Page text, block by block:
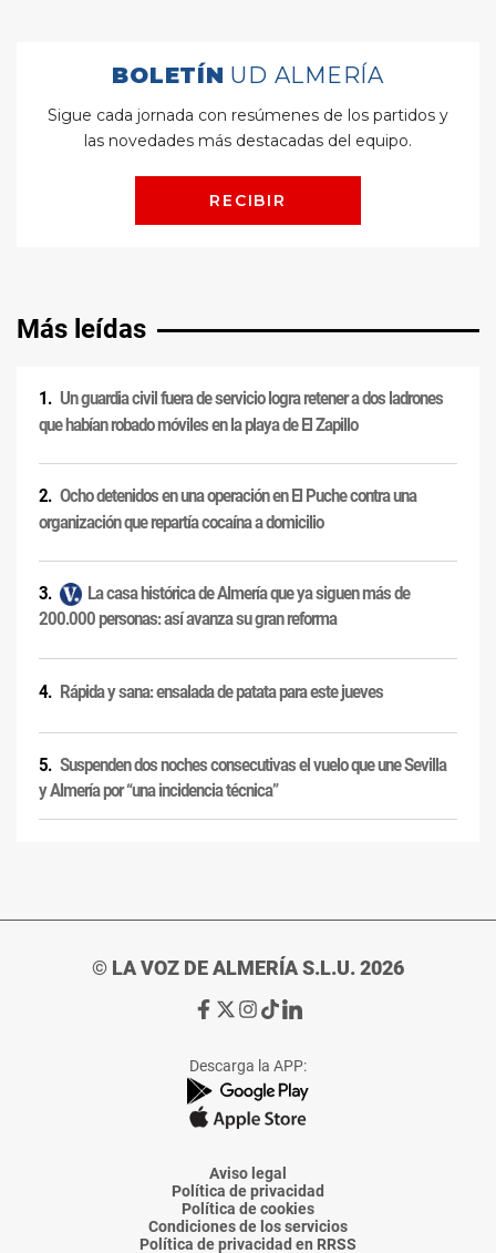
Más leídas
Un guardia civil fuera de servicio logra retener a dos ladrones
que habían robado móviles en la playa de El Zapillo
Ocho detenidos en una operación en El Puche contra una
organización que repartía cocaína a domicilio
La casa histórica de Almería que ya siguen más de
200.000 personas: así avanza su gran reforma
Rápida y sana: ensalada de patata para este jueves
Suspenden dos noches consecutivas el vuelo que une Sevilla
y Almería por “una incidencia técnica”
© LA VOZ DE ALMERÍA S.L.U. 2026
Ir
de
La
Voz
Almería
Ir
de
La
Voz
Almería
Ir
de
La
Voz
Almería
Ir
de
La
Voz
Almería
Ir
de
La
Voz
Descarga la APP:
Aviso legal
Política de privacidad
Política de cookies
Condiciones de los servicios
Política de privacidad en RRSS